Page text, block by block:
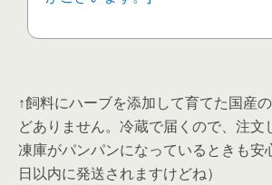
↑飼料にハーブを添加して育てた国産
どありません。 冷蔵で届くので、注文
凍庫がパンパンになっているときも安
日以内に発送されますけどね）